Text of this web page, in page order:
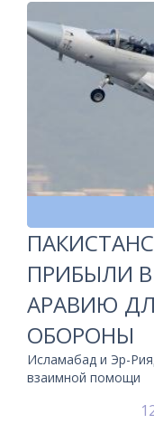
ПРИБЫЛИ
АРАВИЮ
ОБОРОНЫ
Исламабад и Эр-
взаимной помощи